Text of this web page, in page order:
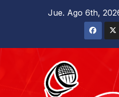
Jue. Ago 6th,